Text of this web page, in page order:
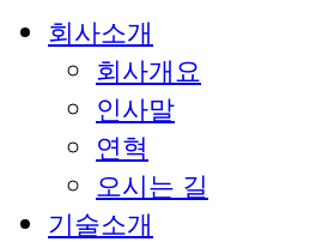
회사소개
회사개요
인사말
연혁
오시는 길
기술소개